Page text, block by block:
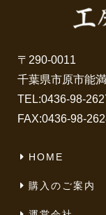
〒290-0011
千葉県市原市能
TEL:0436-98-
FAX:0436-98-
HOME
購入のご案内